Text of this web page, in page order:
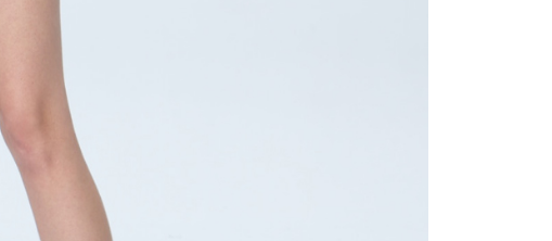
交易，需依本服務之必要範圍內提供個人資料，並將交易相關給付款項請
求債權轉讓予恩沛科技股份有限公司。
２．關於個人資料處理事宜，請瀏覽以下網址：
https://aftee.tw/terms/#terms3
３．未成年的使用者請事先徵得法定代理人或監護人之同意方可使用
「AFTEE先享後付」，若未經同意申辦者引起之損失，本公司不負相關責
任。
４．使用「AFTEE先享後付」時，將依據個別帳號之用戶狀況，依本公司
即時審查核予不同之上限額度；若仍有額度不足之情形，本公司將視審查
結果請求用戶進行身份認證。
５．嚴禁一人註冊多個帳號或使用他人資訊註冊。若發現惡意使用之情
形，恩沛科技股份有限公司將有權停止該用戶之使用額度並採取法律行